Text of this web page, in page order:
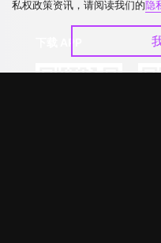
私权政策资讯，请阅读我们的隐